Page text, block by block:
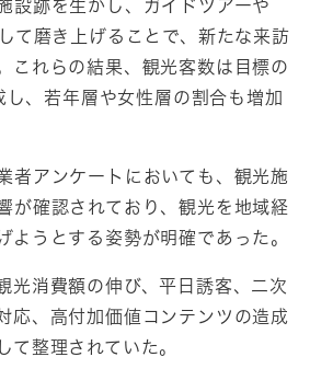
設跡を生かし、ガイドツアーや
て磨き上げることで、新たな来訪
これらの結果、観光客数は目標の
、若年層や女性層の割合も増加
者アンケートにおいても、観光施
が確認されており、観光を地域経
ようとする姿勢が明確であった。
光消費額の伸び、平日誘客、二次
応、高付加価値コンテンツの造成
て整理されていた。